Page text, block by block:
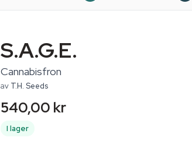
S.A.G.E.
Cannabisfron
av T.H. Seeds
540,00 kr
I lager